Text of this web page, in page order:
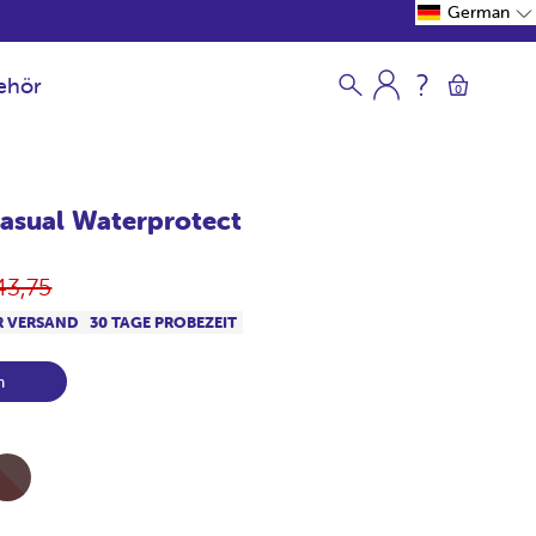
0
Waterprotect
VERSAND 30 TAGE PROBEZEIT
German